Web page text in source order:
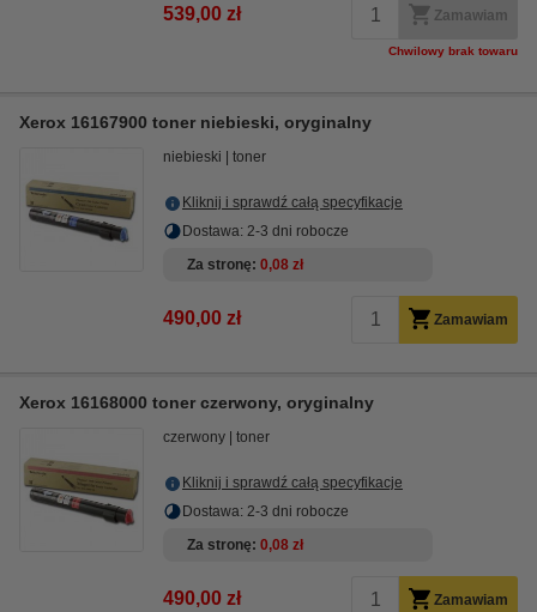
539,00 zł Zamawiam
Chwilowy brak towaru
Xerox 16167900 toner niebieski, oryginalny
niebieski toner
Kliknij i sprawdź całą specyfikacje
Dostawa: 2-3 dni robocze
Za stronę 0,08 zł
490,00 zł Zamawiam
Xerox 16168000 toner czerwony, oryginalny
czerwony toner
Kliknij i sprawdź całą specyfikacje
Dostawa: 2-3 dni robocze
Za stronę 0,08 zł
490,00 zł Zamawiam